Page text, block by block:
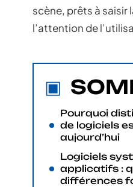
scène, prêts à saisir
l’attention de
Pourquoi
de logiciels
aujourd’hui
Logiciels
applicatifs :
différences